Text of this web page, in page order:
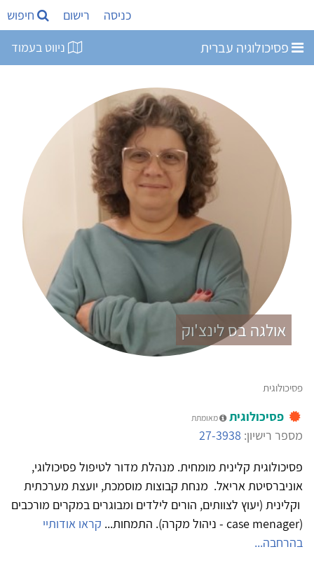
כניסה רישום חיפוש
פסיכולוגיה עברית ניווט בעמוד
אולגה בס לינצ'וק
פסיכולוגית
פסיכולוגית מאומתת
מספר רישיון: 27-3938
פסיכולוגית קלינית מומחית. מנהלת מדור לטיפול פסיכולוגי,
אוניברסיטת אריאל.​​​​​​​ מנחת קבוצות מוסמכת, יועצת מערכתית
וקלינית (יעוץ לצוותים, הורים לילדים ומבוגרים במקרים מורכבים
(case menager - ניהול מקרה). התמחות...
קראו אודותיי
בהרחבה...